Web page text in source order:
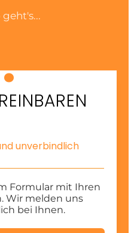
geht's...
unverbindlich
Formular mit Ihren
Wir melden uns
bei Ihnen.